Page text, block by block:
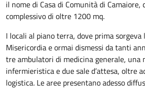
il nome di Casa di Comunità di Camaiore,
complessivo di oltre 1200 mq.
I locali al piano terra, dove prima sorgeva
Misericordia e ormai dismessi da tanti
tre ambulatori di medicina generale, una
infermieristica e due sale d’attesa, oltre
logistica. Le aree presentano adesso